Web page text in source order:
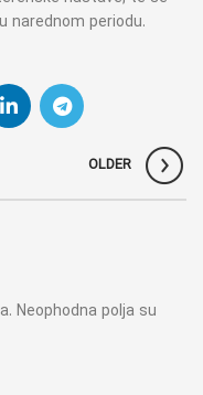
narednom periodu.
OLDER
Neophodna polja su